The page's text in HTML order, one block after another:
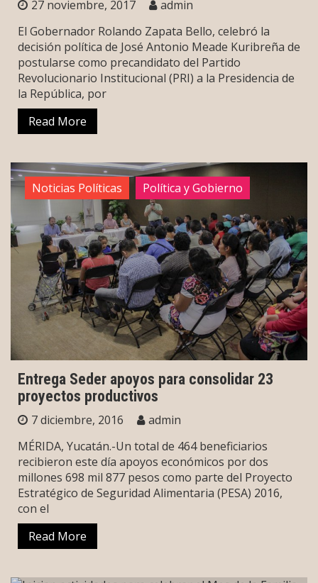
27 noviembre, 2017
admin
El Gobernador Rolando Zapata Bello, celebró la
decisión política de José Antonio Meade Kuribreña de
postularse como precandidato del Partido
Revolucionario Institucional (PRI) a la Presidencia de
la República, por
Read More
Noticias Políticas Política y Gobierno
Entrega Seder apoyos para consolidar 23
proyectos productivos
7 diciembre, 2016
admin
MÉRIDA, Yucatán.-Un total de 464 beneficiarios
recibieron este día apoyos económicos por dos
millones 698 mil 877 pesos como parte del Proyecto
Estratégico de Seguridad Alimentaria (PESA) 2016,
con el
Read More